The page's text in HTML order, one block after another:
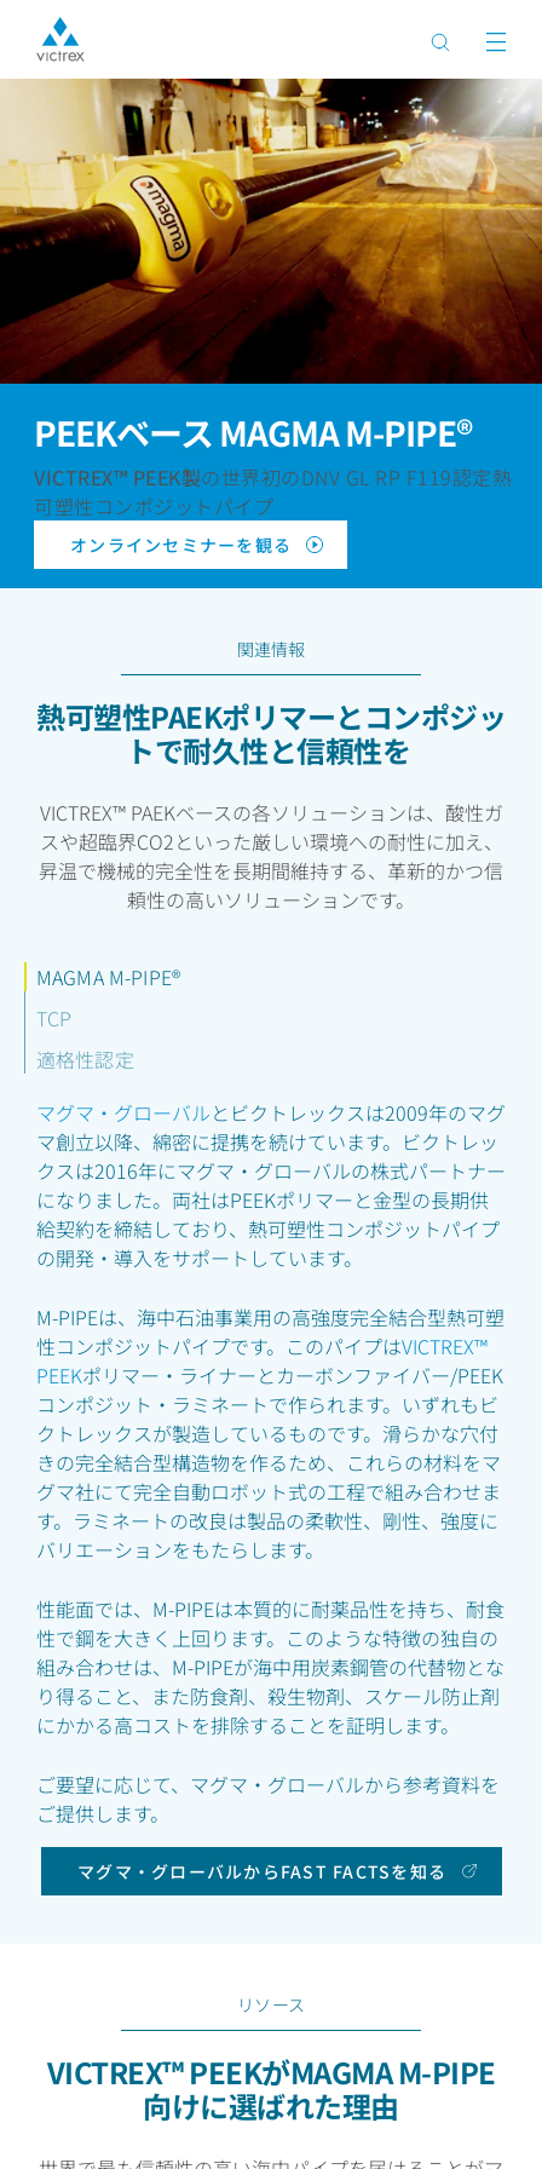
PEEKベース MAGMA M-PIPE®
VICTREX™ PEEK製の世界初のDNV GL RP F119認定熱
可塑性コンポジットパイプ
オンラインセミナーを観る
関連情報
熱可塑性PAEKポリマーとコンポジッ
トで耐久性と信頼性を
VICTREX™ PAEKベースの各ソリューションは、酸性ガ
スや超臨界CO2といった厳しい環境への耐性に加え、
昇温で機械的完全性を長期間維持する、革新的かつ信
頼性の高いソリューションです。
MAGMA M-PIPE®
TCP
適格性認定
マグマ・グローバルとビクトレックスは2009年のマグ
マ創立以降、綿密に提携を続けています。ビクトレッ
クスは2016年にマグマ・グローバルの株式パートナー
になりました。両社はPEEKポリマーと金型の長期供
給契約を締結しており、熱可塑性コンポジットパイプ
の開発・導入をサポートしています。
M-PIPEは、海中石油事業用の高強度完全結合型熱可塑
性コンポジットパイプです。このパイプはVICTREX™
PEEKポリマー・ライナーとカーボンファイバー/PEEK
コンポジット・ラミネートで作られます。いずれもビ
クトレックスが製造しているものです。滑らかな穴付
きの完全結合型構造物を作るため、これらの材料をマ
グマ社にて完全自動ロボット式の工程で組み合わせま
す。ラミネートの改良は製品の柔軟性、剛性、強度に
バリエーションをもたらします。
性能面では、M-PIPEは本質的に耐薬品性を持ち、耐食
性で鋼を大きく上回ります。このような特徴の独自の
組み合わせは、M-PIPEが海中用炭素鋼管の代替物とな
り得ること、また防食剤、殺生物剤、スケール防止剤
にかかる高コストを排除することを証明します。
ご要望に応じて、マグマ・グローバルから参考資料を
ご提供します。
マグマ・グローバルからFAST FACTSを知る
リソース
VICTREX™ PEEKがMAGMA M-PIPE
向けに選ばれた理由